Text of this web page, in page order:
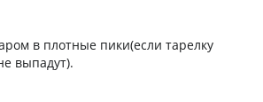
в плотные пики(если тарелку
выпадут).